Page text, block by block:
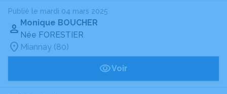
Publié le mardi 04 mars 2025
Monique BOUCHER
Née FORESTIER
Miannay (80)
Voir